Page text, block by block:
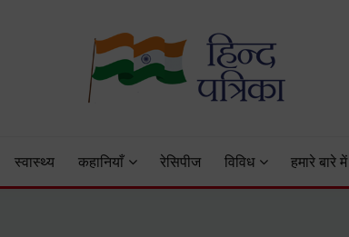
स्वास्थ्य कहानियाँ रेसिपीज विविध हमारे बारे में